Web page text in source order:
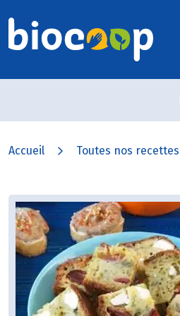
Accueil Toutes nos recettes